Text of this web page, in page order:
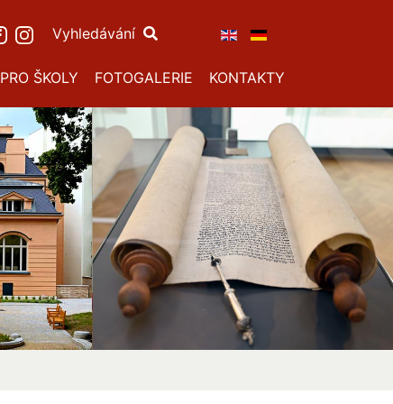
Vyhledávání
PRO ŠKOLY FOTOGALERIE KONTAKTY